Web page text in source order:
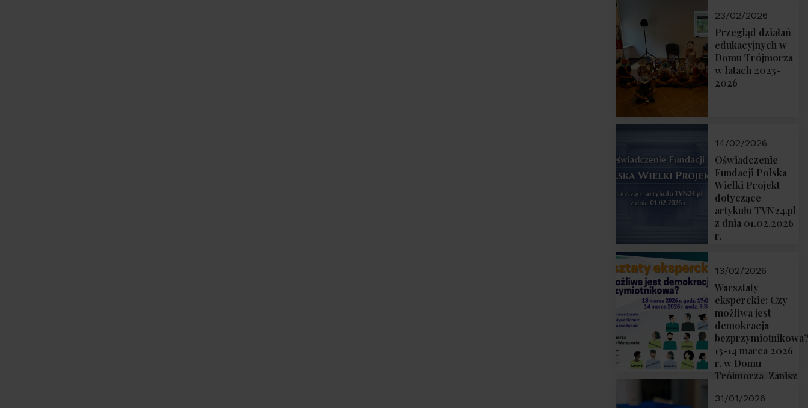
Rozmawiają red.
Grzegorz Górny i
prof. Michał
Łuczewski
23/02/2026
Przegląd działań
edukacyjnych w
Domu Trójmorza
w latach 2023-
2026
14/02/2026
Oświadczenie
Fundacji Polska
Wielki Projekt
dotyczące
artykułu TVN24.pl
z dnia 01.02.2026
r.
13/02/2026
Warsztaty
eksperckie: Czy
możliwa jest
demokracja
13-14 marca 2026
r. w Domu
Trójmorza. Zapisz
31/01/2026